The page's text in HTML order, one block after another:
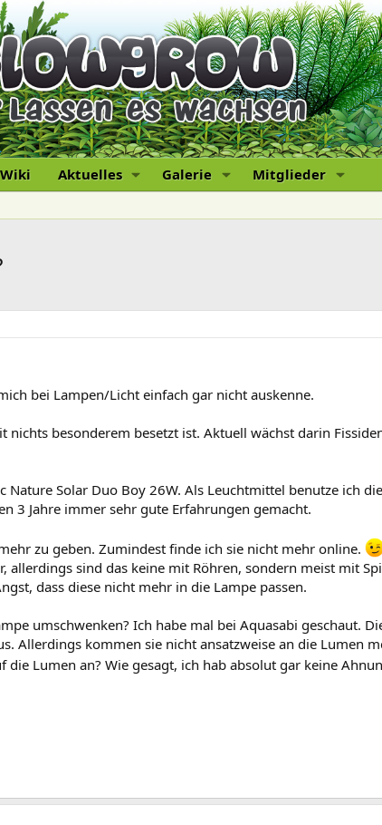
Wiki Aktuelles Galerie Mitglieder
bei Lampen/Licht einfach gar nicht auskenne.
besonderem besetzt ist. Aktuell wächst darin
Solar Duo Boy 26W. Als Leuchtmittel benutze ich
3 Jahre immer sehr gute Erfahrungen gemacht.
zu geben. Zumindest finde ich sie nicht mehr online.
allerdings sind das keine mit Röhren, sondern meist mit
dass diese nicht mehr in die Lampe passen.
umschwenken? Ich habe mal bei Aquasabi geschaut.
Allerdings kommen sie nicht ansatzweise an die Lumen
Lumen an? Wie gesagt, ich hab absolut gar keine